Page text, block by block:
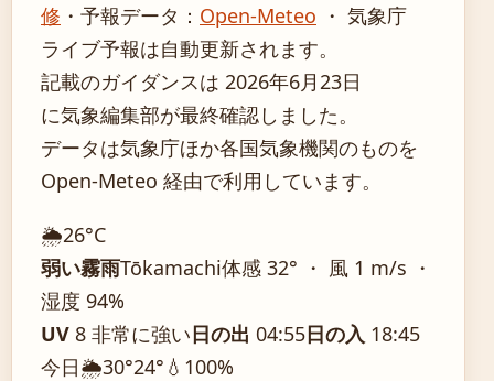
修 ・ 予報データ： Open-Meteo ・ 気象庁
ライブ予報は自動更新されます。
記載のガイダンスは 2026年6月23日
に気象編集部が最終確認しました。
データは気象庁ほか各国気象機関のものを
Open-Meteo 経由で利用しています。
🌦️26°C
弱い霧雨Tōkamachi体感 32° ・ 風 1 m/s ・
湿度 94%
UV 8 非常に強い日の出 04:55日の入 18:45
今日🌦️30°24° 💧100%